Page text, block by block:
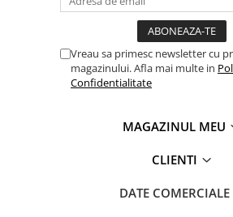
Vreau sa primesc newsletter cu
magazinului. Afla mai multe in
Confidentialitate
MAGAZINUL MEU
CLIENTI
DATE COMERCIALE